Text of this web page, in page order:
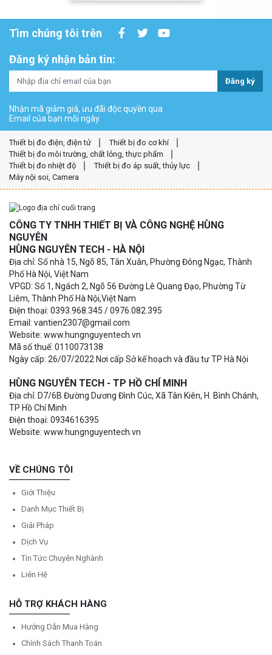
Tìm chúng tôi trên
Đăng ký nhận bản tin:
Đăng ký
Nhận mã giảm giá, ưu đãi độc quyền qua
Email của bạn mỗi ngày.
Thiết bị đo điện, điện tử
Thiết bị đo cơ khí
Thiết bị đo môi trường, chất lỏng, thực phẩm
Thiết bị đo nhiệt độ
Thiết bị đo áp suất, thủy lực
Máy nội soi, Camera
CÔNG TY TNHH THIẾT BỊ VÀ CÔNG NGHỆ HÙNG
NGUYÊN
HÙNG NGUYÊN TECH - HÀ NỘI
Địa chỉ: Số nhà 15, Ngõ 85, Tân Xuân, Phường Đông Ngạc, Thành
Phố Hà Nội, Việt Nam
VPGD: Số 1, Ngách 2, Ngõ 56 Đường Lê Quang Đạo, Phường Từ
Liêm, Thành Phố Hà Nội,Việt Nam
Điện thoại: 0393.968.345 / 0976.082.395
Email: vantien2307@gmail.com
Website: www.hungnguyentech.vn
Mã số thuế: 0110073138
Ngày cấp: 26/07/2022 Nơi cấp Sở kế hoạch và đầu tư TP Hà Nội
HÙNG NGUYÊN TECH - TP HỒ CHÍ MINH
Địa chỉ: D7/6B Đường Dương Đình Cúc, Xã Tân Kiên, H. Bình Chánh,
TP Hồ Chí Minh
Điện thoại: 0934616395
Website: www.hungnguyentech.vn
VỀ CHÚNG TÔI
Giới Thiệu
Danh Mục Thiết Bị
Giải Pháp
Dịch Vụ
Tin Tức Chuyên Nghành
Liên Hệ
HỖ TRỢ KHÁCH HÀNG
Hướng Dẫn Mua Hàng
Chính Sách Thanh Toán